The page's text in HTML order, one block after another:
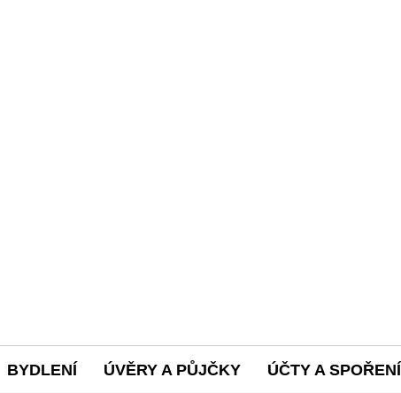
BYDLENÍ ÚVĚRY A PŮJČKY ÚČTY A SPOŘENÍ